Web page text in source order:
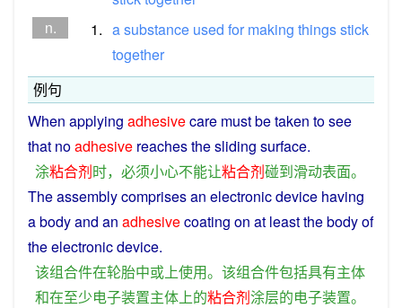
n.
1. asubstance used for making thingsstick
together
例句
When applying adhesivecare mustbetaken tosee
that noadhesive reaches thesliding surface.
涂粘合剂时， 必须小心不能让粘合剂碰到滑动表面。
Theassemblycomprisesan electronicdevice having
abodyand an adhesivecoating on at leastthebodyof
theelectronicdevice.
该组合件在轮胎中或上使用。 该组合件包括具有主体
和在至少电子装置主体上的粘合剂涂层的电子装置。